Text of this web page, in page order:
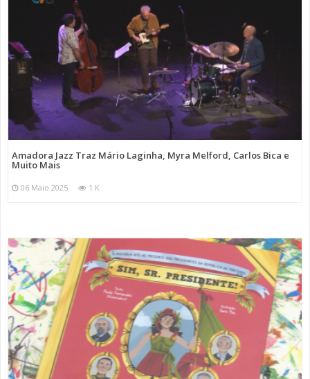
Amadora Jazz Traz Mário Laginha, Myra Melford, Carlos Bica e
Muito Mais
06 Maio 2025 1 K